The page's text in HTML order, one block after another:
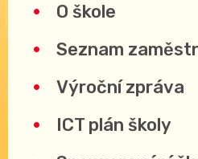
O škole
Seznam
Výroční zpráva
ICT plán školy